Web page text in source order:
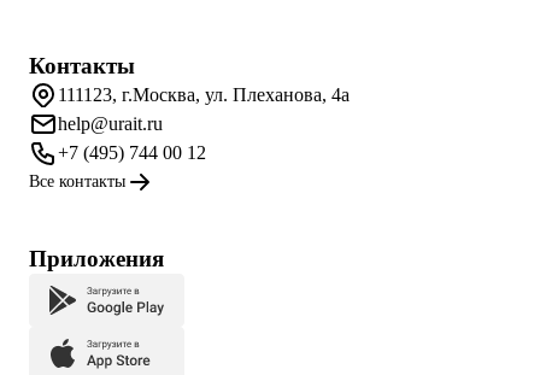
Контакты
111123, г.Москва, ул. Плеханова, 4а
help@urait.ru
+7 (495) 744 00 12
Все контакты
Приложения